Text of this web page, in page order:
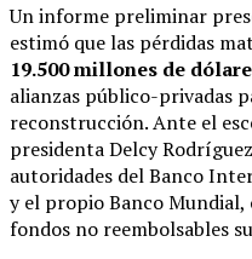
Un informe preliminar
estimó que las pérdidas
19.500 millones de
alianzas público-privadas
reconstrucción. Ante el
presidenta Delcy
autoridades del Banco
y el propio Banco
fondos no reembolsables